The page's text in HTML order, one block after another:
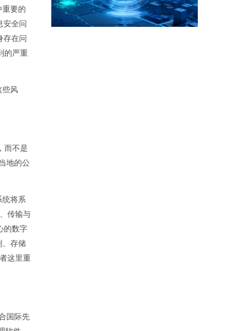
要的
安全问
存在问
的严重
风
而不是
地的公
将系
传输与
的数字
存储
这里重
国际先